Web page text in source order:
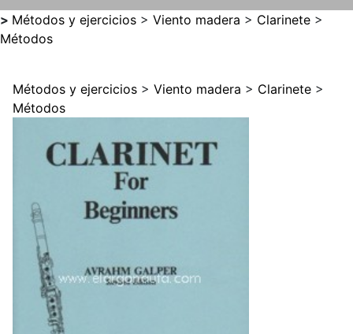
> Métodos y ejercicios > Viento madera > Clarinete >
Métodos
Métodos y ejercicios > Viento madera > Clarinete >
Métodos